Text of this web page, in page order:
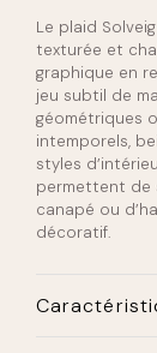
Le plaid
texturée et
graphique en
jeu subtil de
géométriques
intemporels,
styles
permettent de
canapé ou
décoratif.